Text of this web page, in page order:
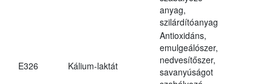
anyag,
szilárdítóanyag
E326 Kálium-laktát
Antioxidáns,
emulgeálószer,
nedvesítőszer,
savanyúságot